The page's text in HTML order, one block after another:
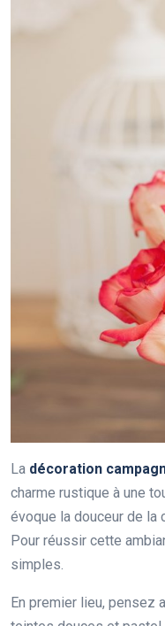
La décoration
charme rustique à une
évoque la douceur de la
Pour réussir cette
simples.
En premier lieu, pensez